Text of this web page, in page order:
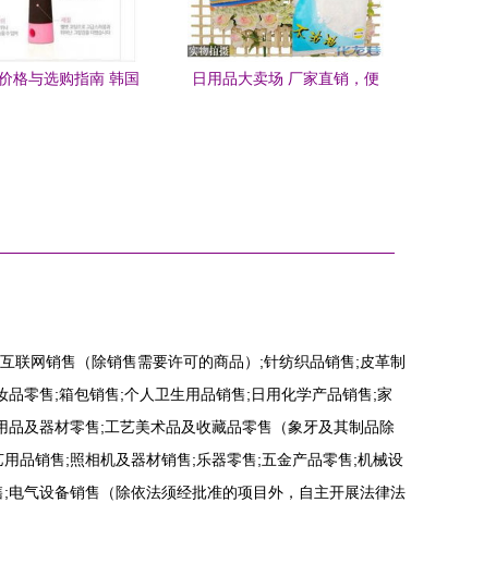
格与选购指南 韩国
日用品大卖场 厂家直销，便
联网销售（除销售需要许可的商品）;针纺织品销售;皮革制
零售;箱包销售;个人卫生用品销售;日用化学产品销售;家
品及器材零售;工艺美术品及收藏品零售（象牙及其制品除
品销售;照相机及器材销售;乐器零售;五金产品零售;机械设
气设备销售（除依法须经批准的项目外，自主开展法律法